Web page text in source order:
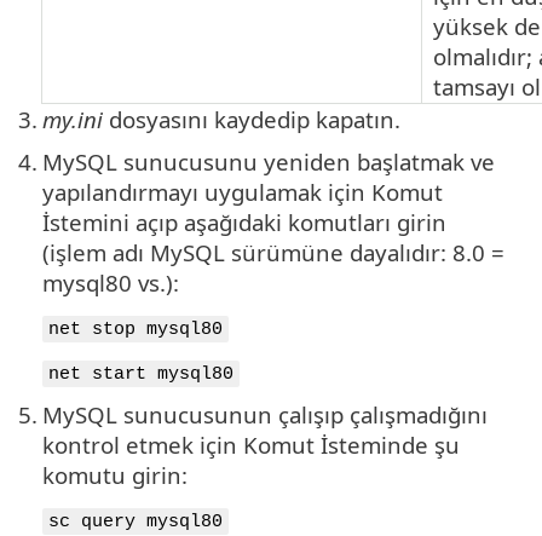
yüksek
olmalıdır;
tamsayı
3. my.ini dosyasını kaydedip kapatın.
4. MySQL sunucusunu yeniden başlatmak ve
yapılandırmayı uygulamak için Komut
İstemini açıp aşağıdaki komutları girin
(işlem adı MySQL sürümüne dayalıdır: 8.0 =
mysql80 vs.):
net stop mysql80
net start mysql80
5. MySQL sunucusunun çalışıp çalışmadığını
kontrol etmek için Komut İsteminde şu
komutu girin:
sc query mysql80